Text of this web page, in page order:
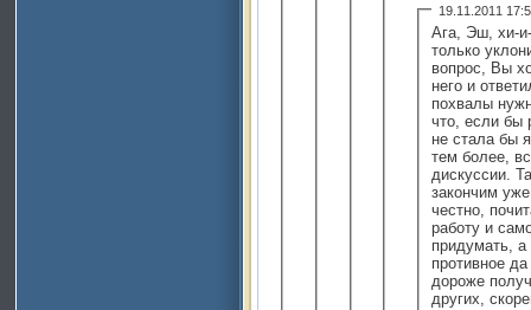
19.11.2011
Ага, Эш, хи-
только
вопрос, Вы
него и
похвалы
что, если бы
не стала бы
тем более,
дискуссии.
закончим
честно,
работу и
придумать, а
противное
дороже
других,